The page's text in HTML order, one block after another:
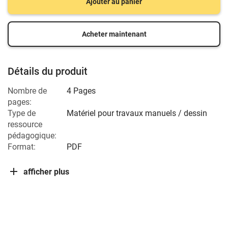
Ajouter au panier
Acheter maintenant
Détails du produit
Nombre de
pages:
4 Pages
Type de
ressource
pédagogique:
Matériel pour travaux manuels / dessin
Format: PDF
afficher plus